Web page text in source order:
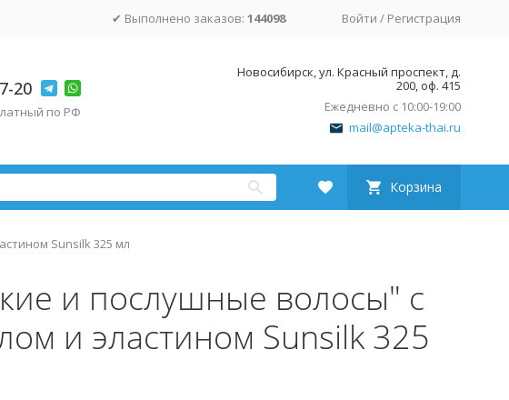
✔ Выполнено заказов: 144098 Войти / Регистрация
20
по РФ
Новосибирск, ул. Красный проспект, д.
200, оф. 415
Ежедневно с 10:00-19:00
mail@apteka-thai.ru
Корзина
Sunsilk 325 мл
и послушные волосы" с
и эластином Sunsilk 325